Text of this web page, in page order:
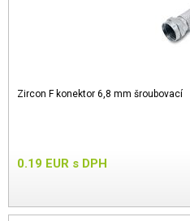
Zircon F konektor 6,8 mm šroubovací
0.19 EUR s DPH